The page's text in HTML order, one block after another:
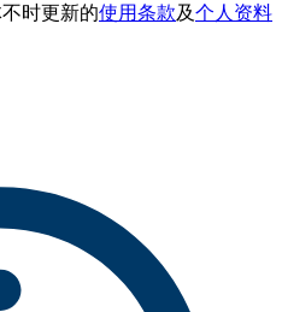
时更新的使用条款及个人资料